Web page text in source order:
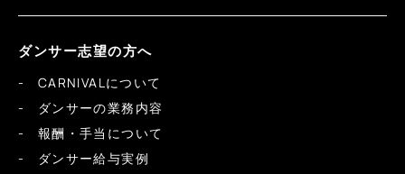
ダンサー志望の方へ
CARNIVALについて
ダンサーの業務内容
報酬・手当について
ダンサー給与実例